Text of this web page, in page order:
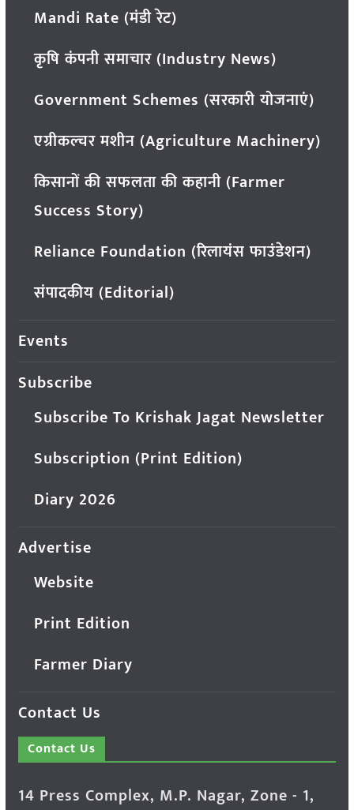
Mandi Rate (मंडी रेट)
कृषि कंपनी समाचार (Industry News)
Government Schemes (सरकारी योजनाएं)
एग्रीकल्चर मशीन (Agriculture Machinery)
किसानों की सफलता की कहानी (Farmer
Success Story)
Reliance Foundation (रिलायंस फाउंडेशन)
संपादकीय (Editorial)
Events
Subscribe
Subscribe To Krishak Jagat Newsletter
Subscription (Print Edition)
Diary 2026
Advertise
Website
Print Edition
Farmer Diary
Contact Us
Contact Us
14 Press Complex, M.P. Nagar, Zone - 1,